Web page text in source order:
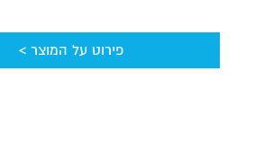
פירוט על המוצר >